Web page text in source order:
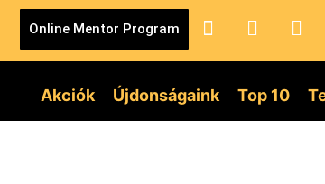
Online Mentor Program
Akciók Újdonságaink Top 10